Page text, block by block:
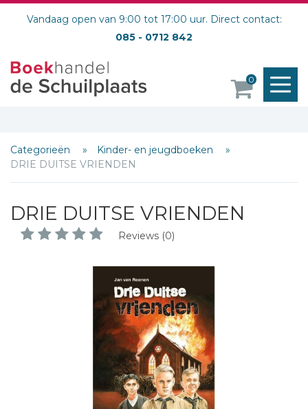
Vandaag open van 9:00 tot 17:00 uur. Direct contact:
085 - 0712 842
0
Categorieën
Kinder- en jeugdboeken
DRIE DUITSE VRIENDEN
DRIE DUITSE VRIENDEN
Reviews (0)
Schrijf hieronder je review!